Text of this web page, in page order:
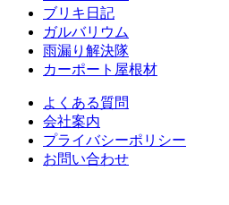
ブリキ日記
ガルバリウム
雨漏り解決隊
カーポート屋根材
よくある質問
会社案内
プライバシーポリシー
お問い合わせ